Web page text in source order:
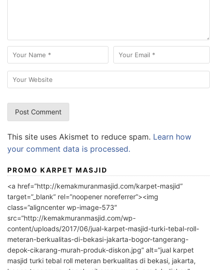
This site uses Akismet to reduce spam. Learn how
your comment data is processed.
PROMO KARPET MASJID
<a href=”http://kemakmuranmasjid.com/karpet-masjid”
target=”_blank” rel=”noopener noreferrer”><img
class=”aligncenter wp-image-573″
src=”http://kemakmuranmasjid.com/wp-
content/uploads/2017/06/jual-karpet-masjid-turki-tebal-roll-
meteran-berkualitas-di-bekasi-jakarta-bogor-tangerang-
depok-cikarang-murah-produk-diskon.jpg” alt=”jual karpet
masjid turki tebal roll meteran berkualitas di bekasi, jakarta,